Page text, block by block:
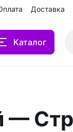
Доставка
Каталог
БУ—